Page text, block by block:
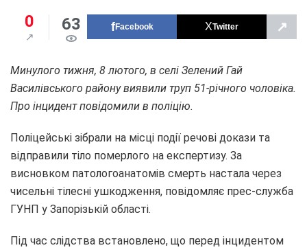
0 63 Facebook Twitter ↗
Минулого тижня, 8 лютого, в селі Зелений Гай
Василівського району виявили труп 51-річного чоловіка.
Про інцидент повідомили в поліцію.
Поліцейські зібрали на місці події речові докази та
відправили тіло померлого на експертизу. За
висновком патологоанатомів смерть настала через
чисельні тілесні ушкодження, повідомляє прес-служба
ГУНП у Запорізькій області.
Під час слідства встановлено, що перед інцидентом